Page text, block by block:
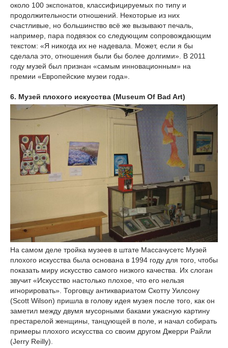
около 100 экспонатов, классифицируемых по типу и
продолжительности отношений. Некоторые из них
счастливые, но большинство всё же вызывают печаль,
например, пара подвязок со следующим сопровождающим
текстом: «Я никогда их не надевала. Может, если я бы
сделала это, отношения были бы более долгими». В 2011
году музей был признан «самым инновационным» на
премии «Европейские музеи года».
6. Музей плохого искусства (Museum Of Bad Art)
На самом деле тройка музеев в штате Массачусетс Музей
плохого искусства была основана в 1994 году для того, чтобы
показать миру искусство самого низкого качества. Их слоган
звучит «Искусство настолько плохое, что его нельзя
игнорировать». Торговцу антиквариатом Скотту Уилсону
(Scott Wilson) пришла в голову идея музея после того, как он
заметил между двумя мусорными баками ужасную картину
престарелой женщины, танцующей в поле, и начал собирать
примеры плохого искусства со своим другом Джерри Райли
(Jerry Reilly).